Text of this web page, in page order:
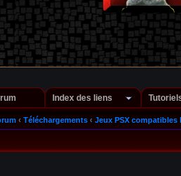
Index des liens
‹ Téléchargements ‹ Jeux PSX compatibles